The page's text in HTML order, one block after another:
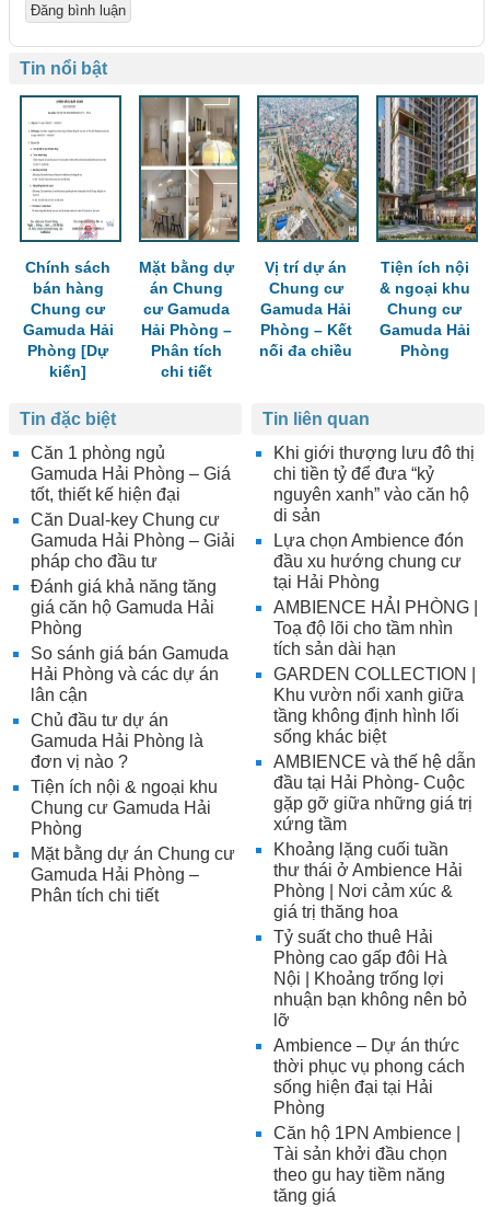
Tin nổi bật
Chính sách
bán hàng
Chung cư
Gamuda Hải
Phòng [Dự
kiến]
Mặt bằng dự
án Chung
cư Gamuda
Hải Phòng –
Phân tích
chi tiết
Vị trí dự án
Chung cư
Gamuda Hải
Phòng – Kết
nối đa chiều
Tiện ích nội
& ngoại khu
Chung cư
Gamuda Hải
Phòng
Tin liên quan
Khi giới thượng lưu đô thị
chi tiền tỷ để đưa “kỷ
nguyên xanh” vào căn hộ
di sản
Lựa chọn Ambience đón
đầu xu hướng chung cư
tại Hải Phòng
AMBIENCE HẢI PHÒNG |
Toạ độ lõi cho tầm nhìn
tích sản dài hạn
GARDEN COLLECTION |
Khu vườn nổi xanh giữa
tầng không định hình lối
sống khác biệt
AMBIENCE và thế hệ dẫn
đầu tại Hải Phòng- Cuộc
gặp gỡ giữa những giá trị
xứng tầm
Khoảng lặng cuối tuần
thư thái ở Ambience Hải
Phòng | Nơi cảm xúc &
giá trị thăng hoa
Tỷ suất cho thuê Hải
Phòng cao gấp đôi Hà
Nội | Khoảng trống lợi
nhuận bạn không nên bỏ
lỡ
Ambience – Dự án thức
thời phục vụ phong cách
sống hiện đại tại Hải
Phòng
Căn hộ 1PN Ambience |
Tài sản khởi đầu chọn
theo gu hay tiềm năng
tăng giá
Tin đặc biệt
Căn 1 phòng ngủ
Gamuda Hải Phòng – Giá
tốt, thiết kế hiện đại
Căn Dual-key Chung cư
Gamuda Hải Phòng – Giải
pháp cho đầu tư
Đánh giá khả năng tăng
giá căn hộ Gamuda Hải
Phòng
So sánh giá bán Gamuda
Hải Phòng và các dự án
lân cận
Chủ đầu tư dự án
Gamuda Hải Phòng là
đơn vị nào ?
Tiện ích nội & ngoại khu
Chung cư Gamuda Hải
Phòng
Mặt bằng dự án Chung cư
Gamuda Hải Phòng –
Phân tích chi tiết